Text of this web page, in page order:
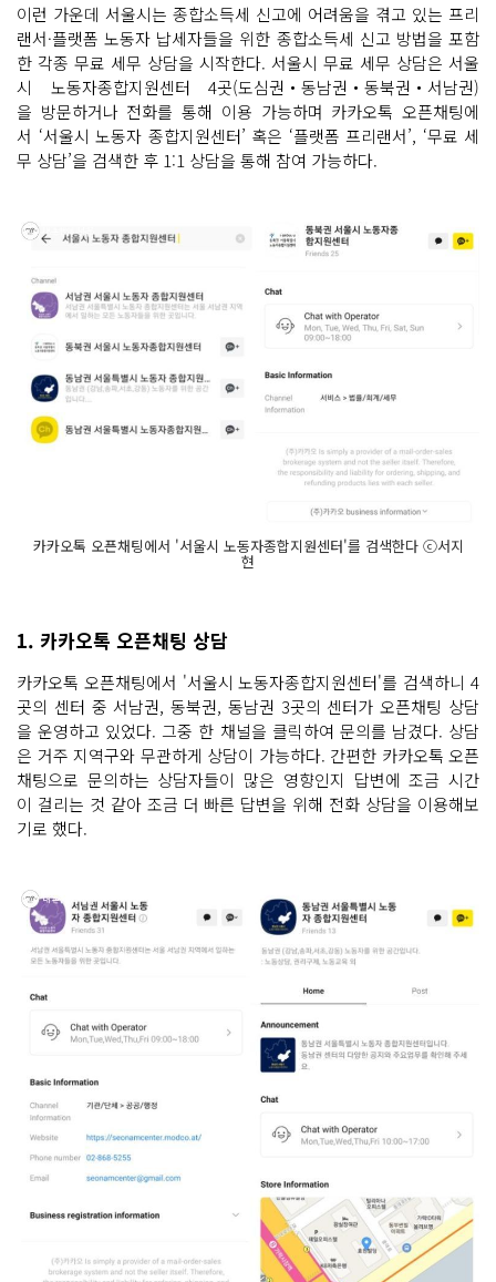
이런 가운데 서울시는 종합소득세 신고에 어려움을 겪고 있는 프리
랜서·플랫폼 노동자 납세자들을 위한 종합소득세 신고 방법을 포함
한 각종 무료 세무 상담을 시작한다. 서울시 무료 세무 상담은 서울
시 노동자종합지원센터 4곳(도심권‧동남권‧동북권‧서남권)
을 방문하거나 전화를 통해 이용 가능하며 카카오톡 오픈채팅에
서 ‘서울시 노동자 종합지원센터’ 혹은 ‘플랫폼 프리랜서’, ‘무료 세
무 상담’을 검색한 후 1:1 상담을 통해 참여 가능하다.
카카오톡 오픈채팅에서 '서울시 노동자종합지원센터'를 검색한다 ⓒ서지
현
1. 카카오톡 오픈채팅 상담
카카오톡 오픈채팅에서 '서울시 노동자종합지원센터'를 검색하니 4
곳의 센터 중 서남권, 동북권, 동남권 3곳의 센터가 오픈채팅 상담
을 운영하고 있었다. 그중 한 채널을 클릭하여 문의를 남겼다. 상담
은 거주 지역구와 무관하게 상담이 가능하다. 간편한 카카오톡 오픈
채팅으로 문의하는 상담자들이 많은 영향인지 답변에 조금 시간
이 걸리는 것 같아 조금 더 빠른 답변을 위해 전화 상담을 이용해보
기로 했다.